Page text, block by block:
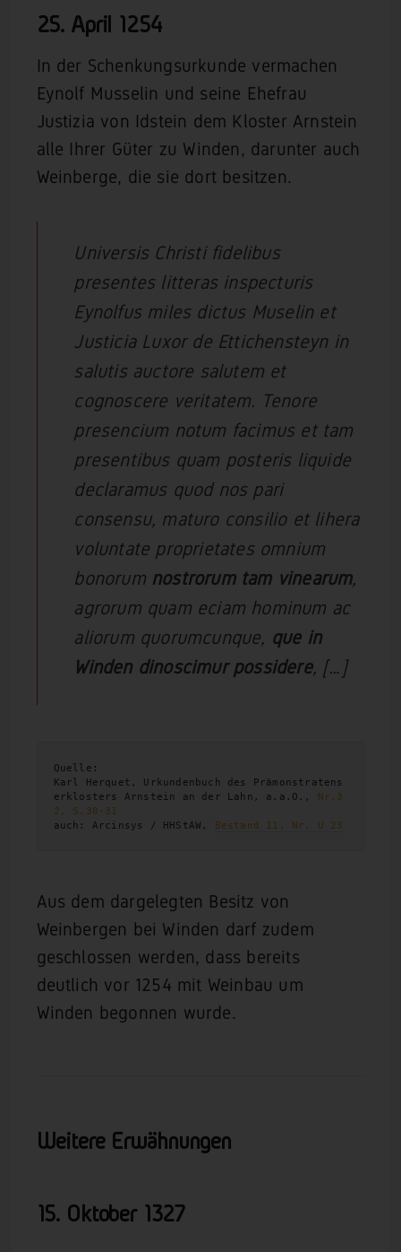
25. April 1254
In der Schenkungsurkunde vermachen
Eynolf Musselin und seine Ehefrau
Justizia von Idstein dem Kloster Arnstein
alle Ihrer Güter zu Winden, darunter auch
Weinberge, die sie dort besitzen.
Universis Christi fidelibus
presentes litteras inspecturis
Eynolfus miles dictus Muselin et
Justicia Luxor de Ettichensteyn in
salutis auctore salutem et
cognoscere veritatem. Tenore
presencium notum facimus et tam
presentibus quam posteris liquide
declaramus quod nos pari
consensu, maturo consilio et lihera
voluntate proprietates omnium
bonorum nostrorum tam vinearum,
agrorum quam eciam hominum ac
aliorum quorumcunque, que in
Winden dinoscimur possidere, […]
Quelle:
Karl Herquet, Urkundenbuch des Prämonstratens
erklosters Arnstein an der Lahn, a.a.O., Nr.3
2, S.30-31
auch: Arcinsys / HHStAW,
Bestand 11, Nr. U 23
Aus dem dargelegten Besitz von
Weinbergen bei Winden darf zudem
geschlossen werden, dass bereits
deutlich vor 1254 mit Weinbau um
Winden begonnen wurde.
Weitere Erwähnungen
15. Oktober 1327